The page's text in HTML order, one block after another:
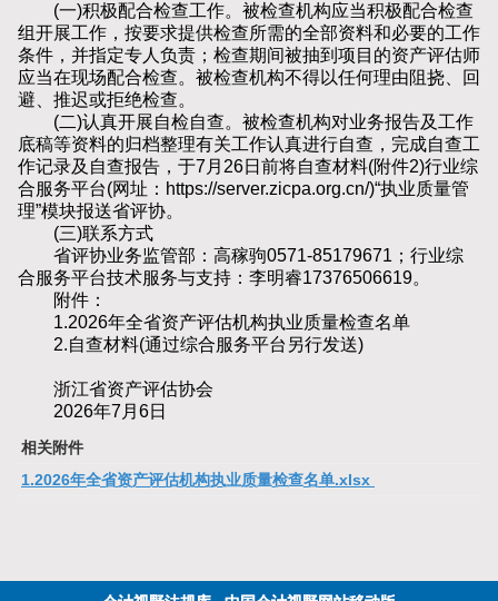
(一)积极配合检查工作。被检查机构应当积极配合检查
组开展工作，按要求提供检查所需的全部资料和必要的工作
条件，并指定专人负责；检查期间被抽到项目的资产评估师
应当在现场配合检查。被检查机构不得以任何理由阻挠、回
避、推迟或拒绝检查。
(二)认真开展自检自查。被检查机构对业务报告及工作
底稿等资料的归档整理有关工作认真进行自查，完成自查工
作记录及自查报告，于7月26日前将自查材料(附件2)行业综
合服务平台(网址：https://server.zicpa.org.cn/)“执业质量管
理”模块报送省评协。
(三)联系方式
省评协业务监管部：高稼驹0571-85179671；行业综
合服务平台技术服务与支持：李明睿17376506619。
附件：
1.2026年全省资产评估机构执业质量检查名单
2.自查材料(通过综合服务平台另行发送)
浙江省资产评估协会
2026年7月6日
相关附件
1.2026年全省资产评估机构执业质量检查名单.xlsx